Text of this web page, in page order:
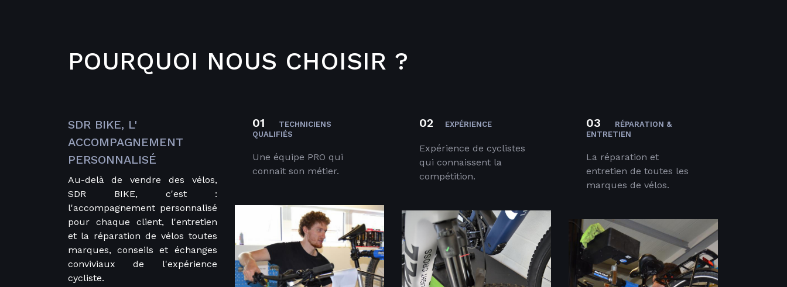
POURQUOI NOUS CHOISIR ?
SDR BIKE, L'
ACCOMPAGNEMENT
PERSONNALISÉ
Au-delà de vendre des vélos,
SDR BIKE, c'est :
l'accompagnement personnalisé
pour chaque client, l'entretien
et la réparation de vélos toutes
marques, conseils et échanges
conviviaux de l'expérience
cycliste.
01
TECHNICIENS
QUALIFIÉS
Une équipe PRO qui
connait son métier.
02 EXPÉRIENCE
Expérience de cyclistes
qui connaissent la
compétition.
03
RÉPARATION &
ENTRETIEN
La réparation et
entretien de toutes les
marques de vélos.